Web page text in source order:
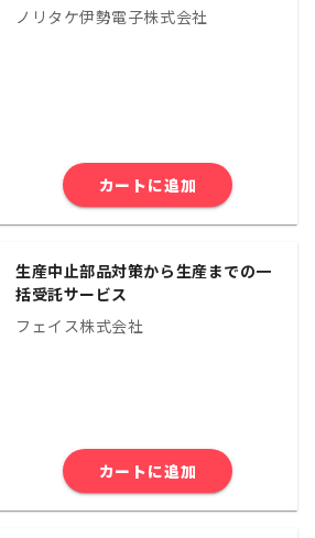
ノリタケ伊勢電子株式会社
カートに追加
生産中止部品対策から生産までの一
括受託サービス
フェイス株式会社
カートに追加